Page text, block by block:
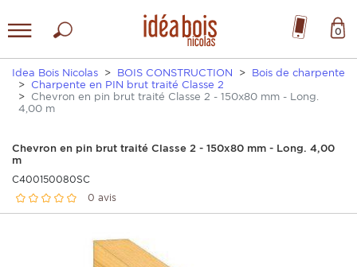
0
Idea Bois Nicolas BOIS CONSTRUCTION
Bois de charpente
Charpente en PIN brut traité Classe 2
Chevron en pin brut traité Classe 2 - 150x80 mm - Long.
4,00 m
Chevron en pin brut traité Classe 2 - 150x80 mm - Long. 4,00
m
C400150080SC
0 avis